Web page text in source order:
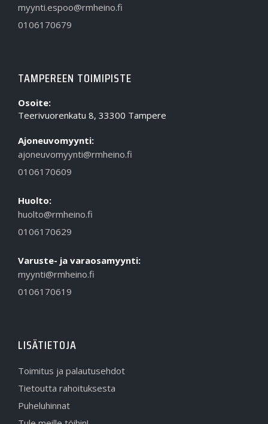
myynti.espoo@rmheino.fi
0106170679
TAMPEREEN TOIMIPISTE
Osoite:
Teerivuorenkatu 8, 33300 Tampere
Ajoneuvomyynti:
ajoneuvomyynti@rmheino.fi
0106170609
Huolto:
huolto@rmheino.fi
0106170629
Varuste- ja varaosamyynti:
myynti@rmheino.fi
0106170619
LISÄTIETOJA
Toimitus ja palautusehdot
Tietoutta rahoituksesta
Puheluhinnat